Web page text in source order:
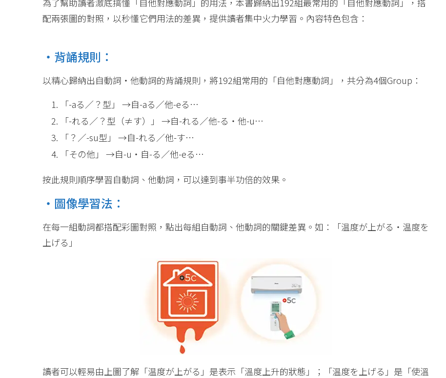
配兩張圖的對照，以秒懂它們用法的差異，提供讀者集中火力學習。內容特色包含：
・背誦規則：
以精心歸納出自動詞・他動詞的背誦規則，將192組常用的「自他對應動詞」，共分為4個Group：
「-aる／？型」 →自-aる／他-eる…
「-れる／？型（≠す）」 →自-れる／他-る・他-u…
「？／-su型」 →自-れる／他-す…
「その他」 →自-u・自-る／他-eる…
按此規則順序學習自動詞、他動詞，可以達到事半功倍的效果。
・圖像學習法：
在每一組動詞都搭配彩圖對照，點出每組自動詞、他動詞的關鍵差異。如：「温度が上がる・温度を
上げる」
讀者可以輕易由上圖了解「温度が上がる」是表示「溫度上升的狀態」；「温度を上げる」是「使溫